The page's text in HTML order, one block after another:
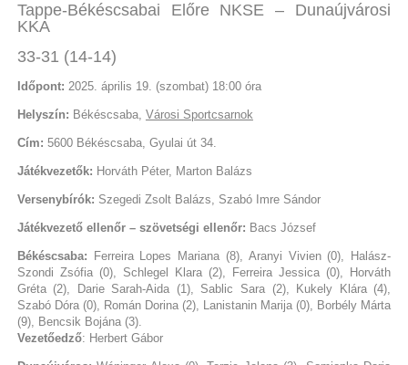
Tappe-Békéscsabai Előre NKSE – Dunaújvárosi
KKA
33-31 (14-14)
Időpont: 2025. április 19. (szombat) 18:00 óra
Helyszín: Békéscsaba, Városi Sportcsarnok
Cím: 5600 Békéscsaba, Gyulai út 34.
Játékvezetők: Horváth Péter, Marton Balázs
Versenybírók: Szegedi Zsolt Balázs, Szabó Imre Sándor
Játékvezető ellenőr – szövetségi ellenőr: Bacs József
Békéscsaba:
Ferreira Lopes Mariana (8), Aranyi Vivien (0), Halász-
Szondi Zsófia (0), Schlegel Klara (2), Ferreira Jessica (0), Horváth
Gréta (2), Darie Sarah-Aida (1), Sablic Sara (2), Kukely Klára (4),
Szabó Dóra (0), Román Dorina (2), Lanistanin Marija (0), Borbély Márta
(9), Bencsik Bojána (3).
Vezetőedző: Herbert Gábor